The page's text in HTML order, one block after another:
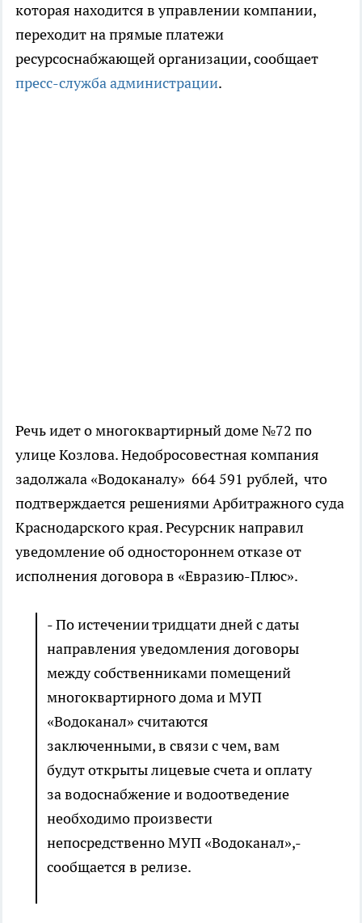
которая находится в управлении компании,
переходит на прямые платежи
ресурсоснабжающей организации, сообщает
пресс-служба администрации.
Речь идет о многоквартирный доме №72 по
улице Козлова. Недобросовестная компания
задолжала «Водоканалу» 664 591 рублей, что
подтверждается решениями Арбитражного суда
Краснодарского края. Ресурсник направил
уведомление об одностороннем отказе от
исполнения договора в «Евразию-Плюс».
- По истечении тридцати дней с даты
направления уведомления договоры
между собственниками помещений
многоквартирного дома и МУП
«Водоканал» считаются
заключенными, в связи с чем, вам
будут открыты лицевые счета и оплату
за водоснабжение и водоотведение
необходимо произвести
непосредственно МУП «Водоканал»,-
сообщается в релизе.